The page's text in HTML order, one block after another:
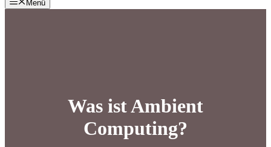
Menü
Was ist Ambient
Computing?